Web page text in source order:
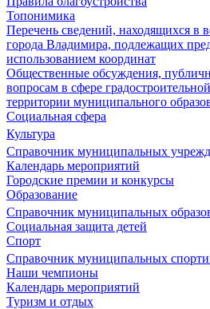
Топонимика
Перечень сведений, находящихся в
города Владимира, подлежащих
использованием координат
Общественные обсуждения,
вопросам в сфере
территории муниципального
Социальная сфера
Культура
Справочник муниципальных
Календарь мероприятий
Городские премии и конкурсы
Образование
Справочник муниципальных
Социальная защита детей
Спорт
Справочник муниципальных
Наши чемпионы
Календарь мероприятий
Туризм и отдых